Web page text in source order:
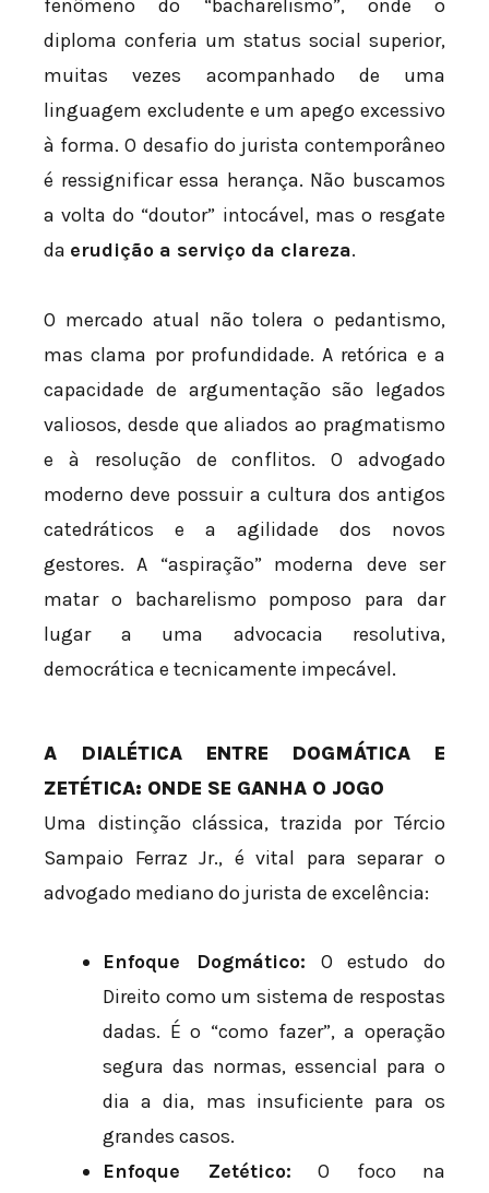
fenômeno do “bacharelismo”, onde o
diploma conferia um status social superior,
muitas vezes acompanhado de uma
linguagem excludente e um apego excessivo
à forma. O desafio do jurista contemporâneo
é ressignificar essa herança. Não buscamos
a volta do “doutor” intocável, mas o resgate
da erudição a serviço da clareza.
O mercado atual não tolera o pedantismo,
mas clama por profundidade. A retórica e a
capacidade de argumentação são legados
valiosos, desde que aliados ao pragmatismo
e à resolução de conflitos. O advogado
moderno deve possuir a cultura dos antigos
catedráticos e a agilidade dos novos
gestores. A “aspiração” moderna deve ser
matar o bacharelismo pomposo para dar
lugar a uma advocacia resolutiva,
democrática e tecnicamente impecável.
A DIALÉTICA ENTRE DOGMÁTICA E
ZETÉTICA: ONDE SE GANHA O JOGO
Uma distinção clássica, trazida por Tércio
Sampaio Ferraz Jr., é vital para separar o
advogado mediano do jurista de excelência:
Enfoque Dogmático: O estudo do
Direito como um sistema de respostas
dadas. É o “como fazer”, a operação
segura das normas, essencial para o
dia a dia, mas insuficiente para os
grandes casos.
Enfoque Zetético: O foco na